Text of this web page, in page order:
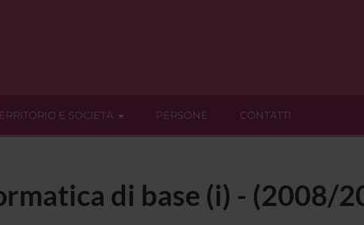
E SOCIETÀ PERSONE CONTATTI
di base (i) - (2008/